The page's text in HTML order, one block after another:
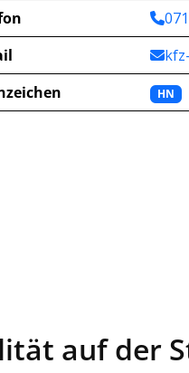
HN
auf der